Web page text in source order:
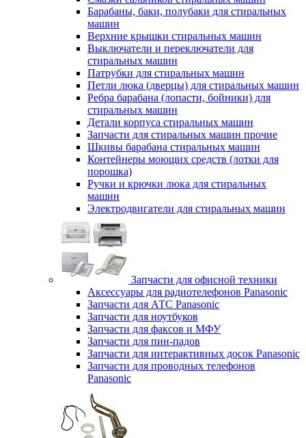
Барабаны, баки, полубаки для стиральных
машин
Верхние крышки стиральных машин
Выключатели и переключатели для
стиральных машин
Патрубки для стиральных машин
Петли люка (дверцы) для стиральных машин
Ребра барабана (лопасти, бойники) для
стиральных машин
Детали корпуса стиральных машин
Запчасти для стиральных машин прочие
Шкивы барабана стиральных машин
Контейнеры моющих средств (лотки для
порошка)
Ручки и крючки люка для стиральных
машин
Электродвигатели для стиральных машин
Запчасти для офисной техники
Аксессуары для радиотелефонов Panasonic
Запчасти для АТС Panasonic
Запчасти для ноутбуков
Запчасти для факсов и МФУ
Запчасти для пин-падов
Запчасти для интерактивных досок Panasonic
Запчасти для проводных телефонов
Panasonic